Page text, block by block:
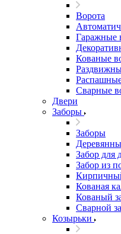
Ворота
Гаражные
Кованые
Сварные
Двери
Заборы
Заборы
Забор для
Забор из
Кованая
Кованый
Сварной
Козырьки